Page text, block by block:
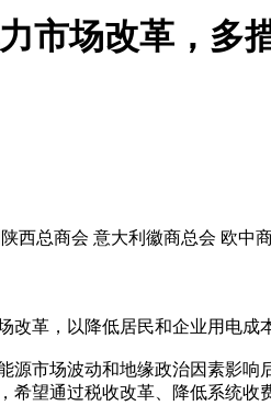
市场改革，多
西总商会 意大利徽商总会 欧中
革，以降低居民和企业用电成
市场波动和地缘政治因素影响
望通过税收改革、降低系统收